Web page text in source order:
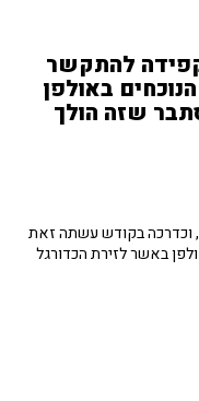
להתקשר
באולפן
שזה הולך
וכדרכה בקודש עשתה זאת
באשר לזירת הכדורגל